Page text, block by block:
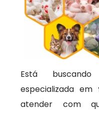
Está
especializada em
atender com